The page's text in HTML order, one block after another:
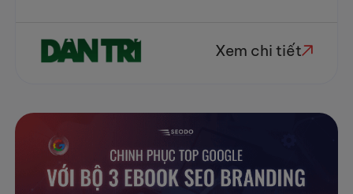
Xem chi tiết